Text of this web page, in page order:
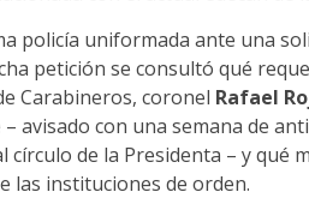
policía uniformada ante una
petición se consultó qué
Carabineros, coronel Rafael
avisado con una semana de
círculo de la Presidenta – y qué
las instituciones de orden.